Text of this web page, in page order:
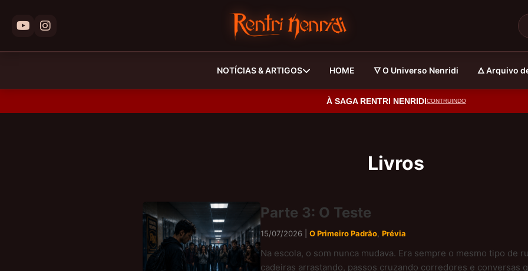
NOTÍCIAS & ARTIGOS HOME 🜄 O Universo Nenridi 🜂 Arquivo
À SAGA RENTRI NENRIDICONTRUINDO
Livros
Parte 3: O Teste
15/07/2026 | O Primeiro Padrão Prévia
Na escola, o som nunca mudava. Era sempre o mesmo tipo de
cadeiras arrastando, passos cruzando corredores e conversas